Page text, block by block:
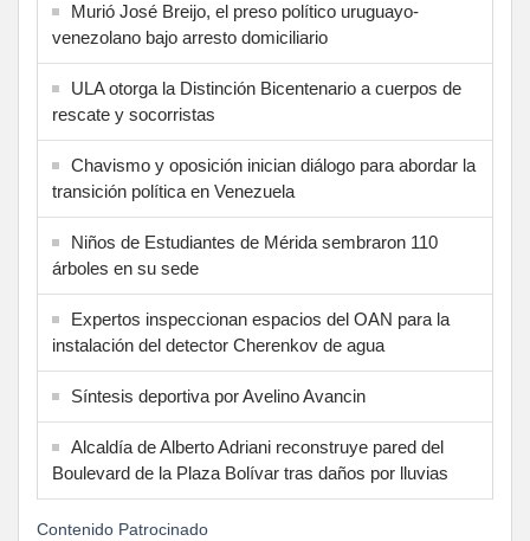
Murió José Breijo, el preso político uruguayo-
venezolano bajo arresto domiciliario
ULA otorga la Distinción Bicentenario a cuerpos de
rescate y socorristas
Chavismo y oposición inician diálogo para abordar la
transición política en Venezuela
Niños de Estudiantes de Mérida sembraron 110
árboles en su sede
Expertos inspeccionan espacios del OAN para la
instalación del detector Cherenkov de agua
Síntesis deportiva por Avelino Avancin
Alcaldía de Alberto Adriani reconstruye pared del
Boulevard de la Plaza Bolívar tras daños por lluvias
Contenido Patrocinado